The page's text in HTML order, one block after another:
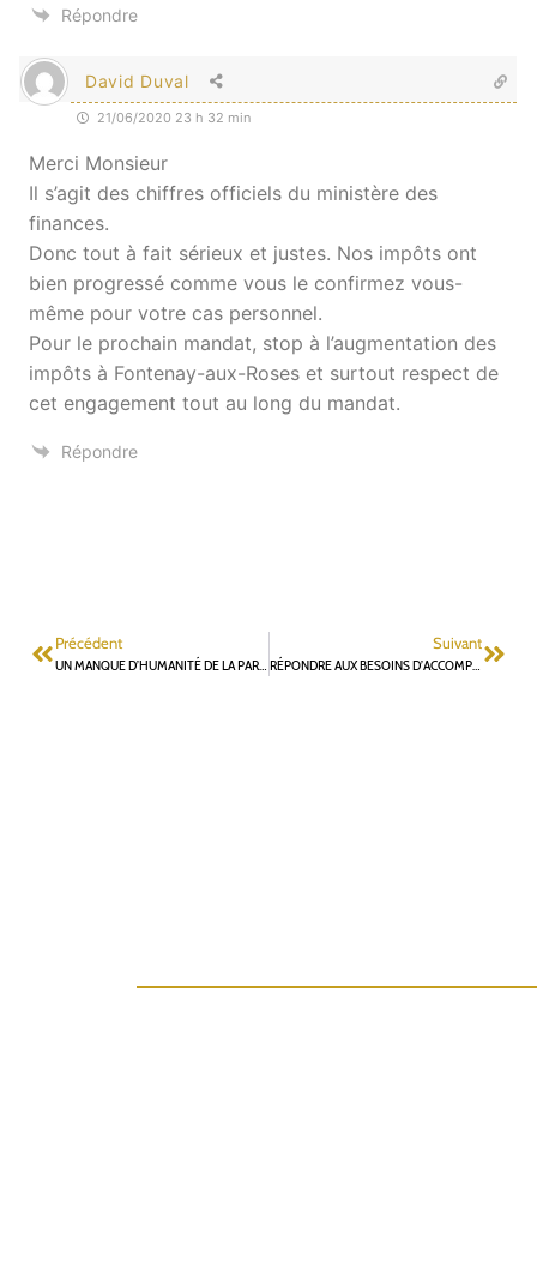
Répondre
David Duval
21/06/2020 23 h 32 min
Merci Monsieur
Il s’agit des chiffres officiels du ministère des
finances.
Donc tout à fait sérieux et justes. Nos impôts ont
bien progressé comme vous le confirmez vous-
même pour votre cas personnel.
Pour le prochain mandat, stop à l’augmentation des
impôts à Fontenay-aux-Roses et surtout respect de
cet engagement tout au long du mandat.
Répondre
Précédent Suivant
RÉPONDRE AUX BESOINS D’ACCOMPAGNEMENT À LA SCOLARITÉ ET DE LUTTE CONTRE LE DÉCROCHAGE SCOLAIRE, AMPLIFIÉS PAR LA CRISE SANITAIRE DE LA COVID-19